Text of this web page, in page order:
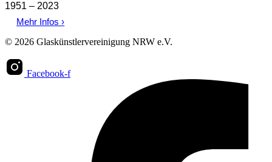
1951 – 2023
Mehr Infos ›
© 2026 Glaskünstlervereinigung NRW e.V.
Facebook-f